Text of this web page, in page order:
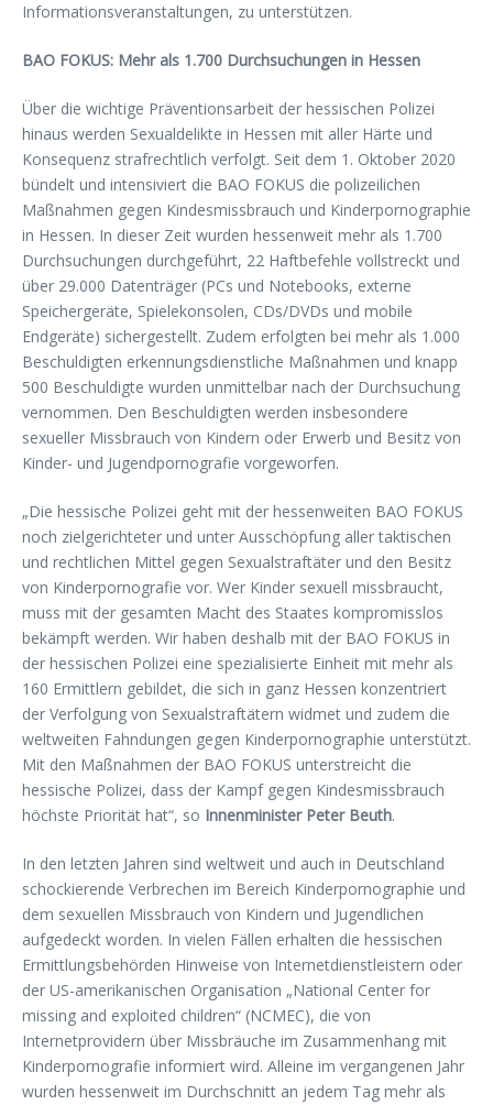
Informationsveranstaltungen, zu unterstützen.
BAO FOKUS: Mehr als 1.700 Durchsuchungen in Hessen
Über die wichtige Präventionsarbeit der hessischen Polizei
hinaus werden Sexualdelikte in Hessen mit aller Härte und
Konsequenz strafrechtlich verfolgt. Seit dem 1. Oktober 2020
bündelt und intensiviert die BAO FOKUS die polizeilichen
Maßnahmen gegen Kindesmissbrauch und Kinderpornographie
in Hessen. In dieser Zeit wurden hessenweit mehr als 1.700
Durchsuchungen durchgeführt, 22 Haftbefehle vollstreckt und
über 29.000 Datenträger (PCs und Notebooks, externe
Speichergeräte, Spielekonsolen, CDs/DVDs und mobile
Endgeräte) sichergestellt. Zudem erfolgten bei mehr als 1.000
Beschuldigten erkennungsdienstliche Maßnahmen und knapp
500 Beschuldigte wurden unmittelbar nach der Durchsuchung
vernommen. Den Beschuldigten werden insbesondere
sexueller Missbrauch von Kindern oder Erwerb und Besitz von
Kinder- und Jugendpornografie vorgeworfen.
„Die hessische Polizei geht mit der hessenweiten BAO FOKUS
noch zielgerichteter und unter Ausschöpfung aller taktischen
und rechtlichen Mittel gegen Sexualstraftäter und den Besitz
von Kinderpornografie vor. Wer Kinder sexuell missbraucht,
muss mit der gesamten Macht des Staates kompromisslos
bekämpft werden. Wir haben deshalb mit der BAO FOKUS in
der hessischen Polizei eine spezialisierte Einheit mit mehr als
160 Ermittlern gebildet, die sich in ganz Hessen konzentriert
der Verfolgung von Sexualstraftätern widmet und zudem die
weltweiten Fahndungen gegen Kinderpornographie unterstützt.
Mit den Maßnahmen der BAO FOKUS unterstreicht die
hessische Polizei, dass der Kampf gegen Kindesmissbrauch
höchste Priorität hat“, so Innenminister Peter Beuth.
In den letzten Jahren sind weltweit und auch in Deutschland
schockierende Verbrechen im Bereich Kinderpornographie und
dem sexuellen Missbrauch von Kindern und Jugendlichen
aufgedeckt worden. In vielen Fällen erhalten die hessischen
Ermittlungsbehörden Hinweise von Internetdienstleistern oder
der US-amerikanischen Organisation „National Center for
missing and exploited children“ (NCMEC), die von
Internetprovidern über Missbräuche im Zusammenhang mit
Kinderpornografie informiert wird. Alleine im vergangenen Jahr
wurden hessenweit im Durchschnitt an jedem Tag mehr als